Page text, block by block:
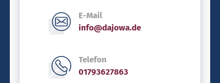
E-Mail
info@dajowa.de
Telefon
01793627863